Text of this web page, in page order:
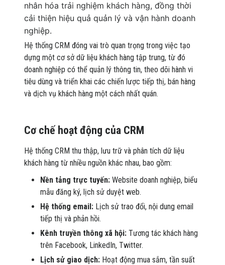
nhân hóa trải nghiệm khách hàng, đồng thời
cải thiện hiệu quả quản lý và vận hành doanh
nghiệp.
Hệ thống CRM đóng vai trò quan trọng trong việc tạo
dựng một cơ sở dữ liệu khách hàng tập trung, từ đó
doanh nghiệp có thể quản lý thông tin, theo dõi hành vi
tiêu dùng và triển khai các chiến lược tiếp thị, bán hàng
và dịch vụ khách hàng một cách nhất quán.
Cơ chế hoạt động của CRM
Hệ thống CRM thu thập, lưu trữ và phân tích dữ liệu
khách hàng từ nhiều nguồn khác nhau, bao gồm:
Nền tảng trực tuyến: Website doanh nghiệp, biểu
mẫu đăng ký, lịch sử duyệt web.
Hệ thống email: Lịch sử trao đổi, nội dung email
tiếp thị và phản hồi.
Kênh truyền thông xã hội: Tương tác khách hàng
trên Facebook, LinkedIn, Twitter.
Lịch sử giao dịch: Hoạt động mua sắm, tần suất